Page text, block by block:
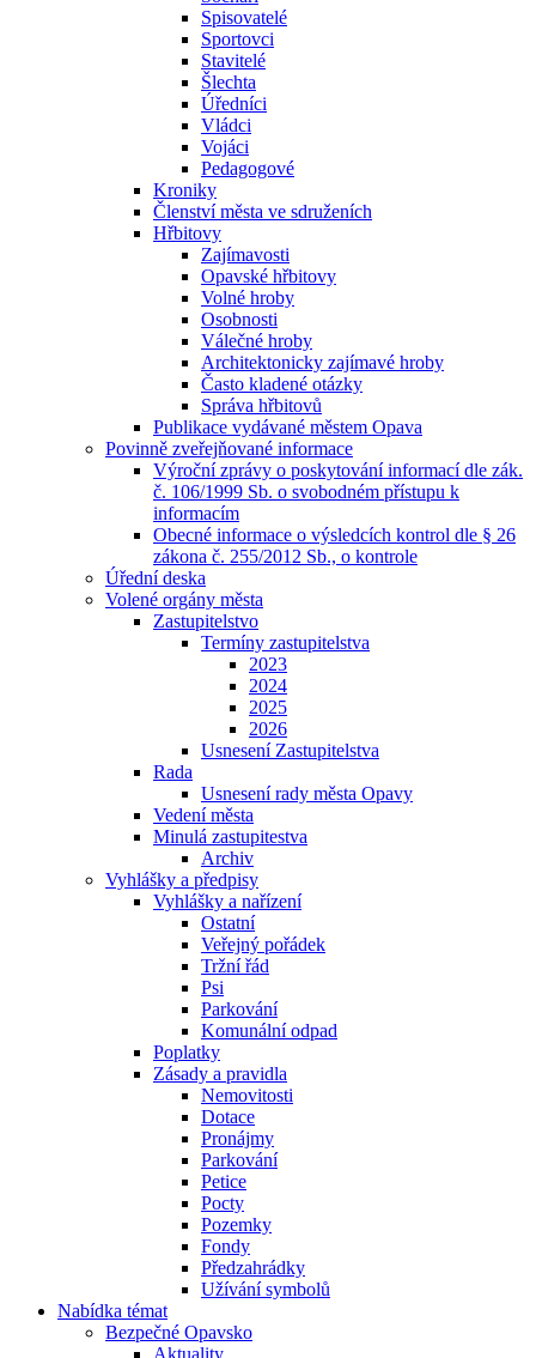
Spisovatelé
Sportovci
Stavitelé
Šlechta
Úředníci
Vládci
Vojáci
Pedagogové
Kroniky
Členství města ve sdruženích
Hřbitovy
Zajímavosti
Opavské hřbitovy
Volné hroby
Osobnosti
Válečné hroby
Architektonicky zajímavé hroby
Často kladené otázky
Správa hřbitovů
Publikace vydávané městem Opava
Povinně zveřejňované informace
Výroční zprávy o poskytování informací dle zák.
č. 106/1999 Sb. o svobodném přístupu k
informacím
Obecné informace o výsledcích kontrol dle § 26
zákona č. 255/2012 Sb., o kontrole
Úřední deska
Volené orgány města
Zastupitelstvo
Termíny zastupitelstva
2023
2024
2025
2026
Usnesení Zastupitelstva
Rada
Usnesení rady města Opavy
Vedení města
Minulá zastupitestva
Archiv
Vyhlášky a předpisy
Vyhlášky a nařízení
Ostatní
Veřejný pořádek
Tržní řád
Psi
Parkování
Komunální odpad
Poplatky
Zásady a pravidla
Nemovitosti
Dotace
Pronájmy
Parkování
Petice
Pocty
Pozemky
Fondy
Předzahrádky
Užívání symbolů
Nabídka témat
Bezpečné Opavsko